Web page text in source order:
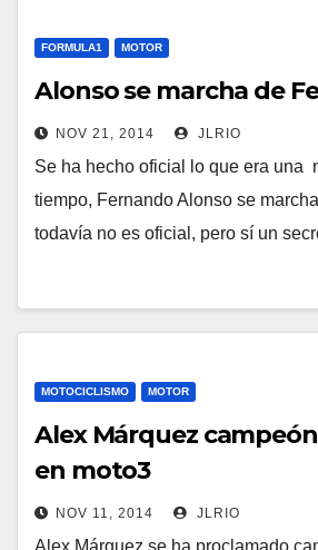
FORMULA1 MOTOR
Alonso se marcha de
NOV 21, 2014 JLRIO
Se ha hecho oficial lo que era una
tiempo, Fernando Alonso se
todavía no es oficial, pero sí un
MOTOCICLISMO MOTOR
Alex Márquez
en moto3
NOV 11, 2014 JLRIO
Alex Márquez se ha proclamado